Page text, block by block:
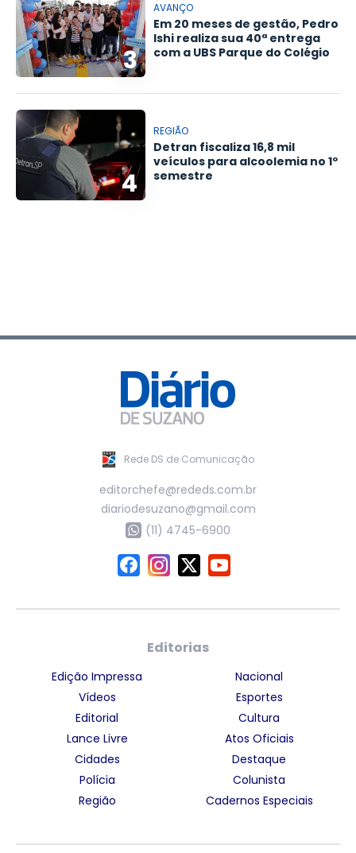
3
AVANÇO
Em 20 meses de gestão, Pedro
Ishi realiza sua 40ª entrega
com a UBS Parque do Colégio
4
REGIÃO
Detran fiscaliza 16,8 mil
veículos para alcoolemia no 1º
semestre
Rede DS de Comunicação
editorchefe@rededs.com.br
diariodesuzano@gmail.com
(11) 4745-6900
Editorias
Edição Impressa
Vídeos
Editorial
Lance Livre
Cidades
Polícia
Região
Nacional
Esportes
Cultura
Atos Oficiais
Destaque
Colunista
Cadernos Especiais